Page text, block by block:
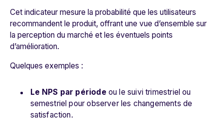
Cet indicateur mesure la probabilité que les utilisateurs
recommandent le produit, offrant une vue d’ensemble sur
la perception du marché et les éventuels points
d’amélioration.
Quelques exemples :
Le NPS par période ou le suivi trimestriel ou
semestriel pour observer les changements de
satisfaction.